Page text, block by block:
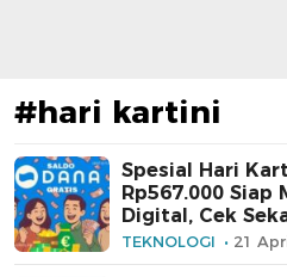
#hari kartini
Spesial Hari
Rp567.000 Siap
Digital, Cek
TEKNOLOGI 21